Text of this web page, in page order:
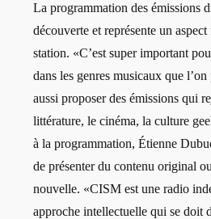
La programmation des émissions
découverte et représente un
station. «C’est super important
dans les genres musicaux que
aussi proposer des émissions qui
littérature, le cinéma, la culture
à la programmation, Étienne
de présenter du contenu original
nouvelle. «CISM est une radio
approche intellectuelle qui se doit